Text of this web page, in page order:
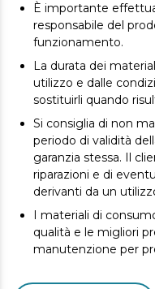
È importante
responsabile del
funzionamento.
La durata dei
utilizzo e dalle
sostituirli quando
Si consiglia di non
periodo di validità
garanzia stessa. Il
riparazioni e di
derivanti da un
I materiali di
qualità e le migliori
manutenzione per